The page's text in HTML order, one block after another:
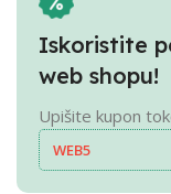
Iskoristite
web shopu!
Upišite kupon
WEB5